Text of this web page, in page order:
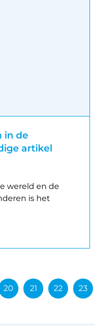
in de
artikel
wereld en de
is het
20 21 22 23